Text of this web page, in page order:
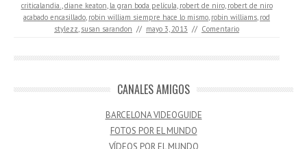
criticalandia.,diane keaton, la gran boda película, robert de niro, robert de niro
acabado encasillado, robin william siempre hace lo mismo, robin williams, rod
stylezz, susan sarandon // mayo 3, 2013 // Comentario
CANALES AMIGOS
BARCELONA VIDEOGUIDE
FOTOS POR EL MUNDO